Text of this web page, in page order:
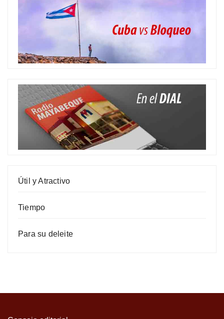
Útil y Atractivo
Tiempo
Para su deleite